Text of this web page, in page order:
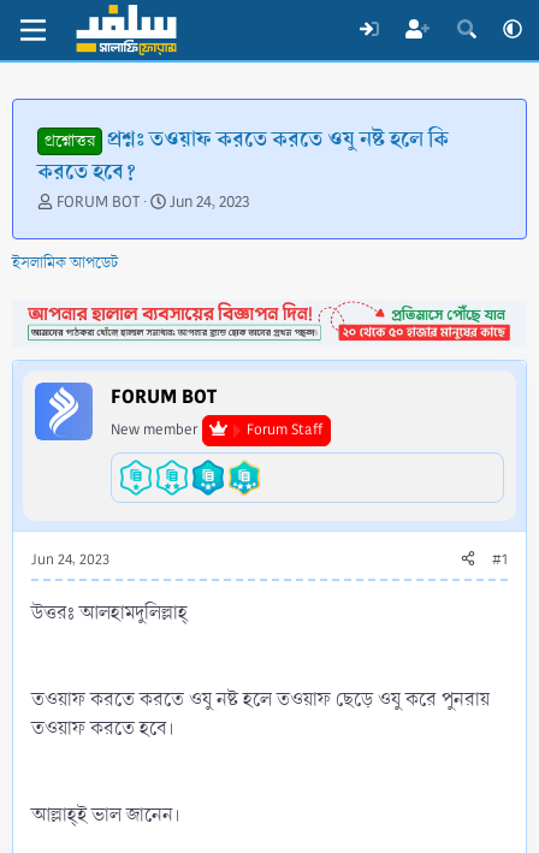
প্রশ্নোত্তর প্রশ্নঃ তওয়াফ করতে করতে ওযু নষ্ট হলে কি
করতে হবে?
T
r
e
d
s
t
a
r
t
FORUM BOT
S
a
d
a
t
e
Jun 24, 2023
ইসলামিক আপডেট
FORUM BOT
New member Forum Staff
Jun 24, 2023 #1
উত্তরঃ আলহামদুলিল্লাহ্‌
তওয়াফ করতে করতে ওযু নষ্ট হলে তওয়াফ ছেড়ে ওযু করে পুনরায়
তওয়াফ করতে হবে।
আল্লাহ্‌ই ভাল জানেন।